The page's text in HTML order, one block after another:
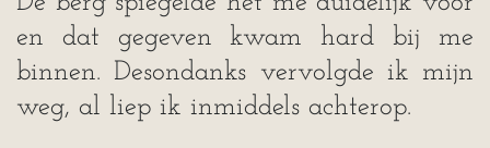
en dat gegeven kwam hard bij me
binnen. Desondanks vervolgde ik mijn
weg, al liep ik inmiddels achterop.